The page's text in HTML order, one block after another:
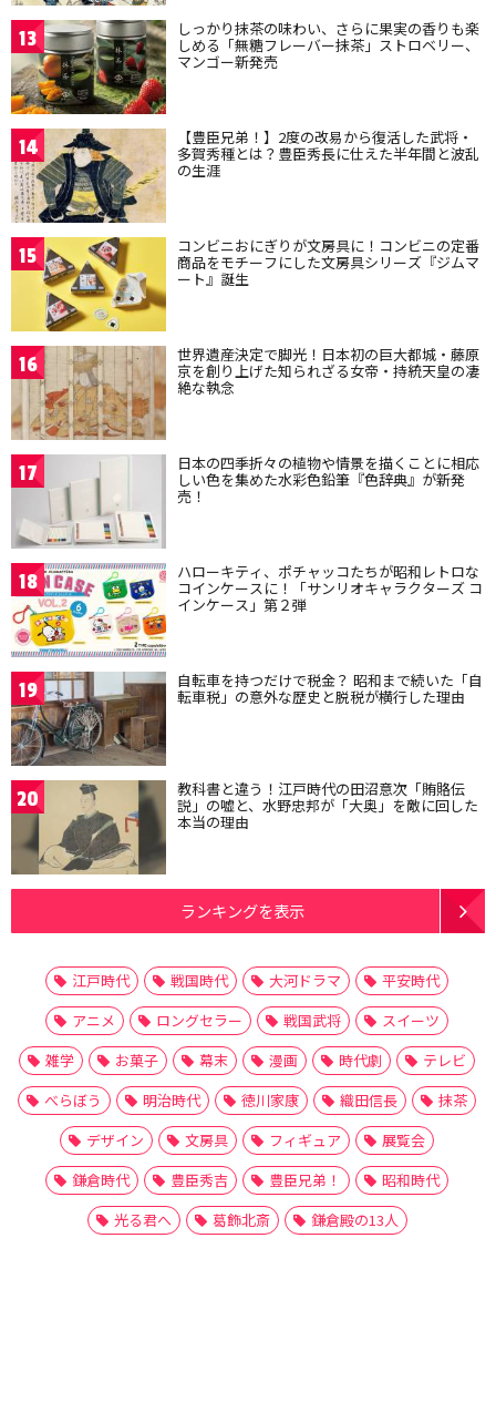
13 しっかり抹茶の味わい、さらに果実の香りも楽
しめる「無糖フレーバー抹茶」ストロベリー、
マンゴー新発売
14 【豊臣兄弟！】2度の改易から復活した武将・
多賀秀種とは？豊臣秀長に仕えた半年間と波乱
の生涯
15 コンビニおにぎりが文房具に！コンビニの定番
商品をモチーフにした文房具シリーズ『ジムマ
ート』誕生
16 世界遺産決定で脚光！日本初の巨大都城・藤原
京を創り上げた知られざる女帝・持統天皇の凄
絶な執念
17 日本の四季折々の植物や情景を描くことに相応
しい色を集めた水彩色鉛筆『色辞典』が新発
売！
18 ハローキティ、ポチャッコたちが昭和レトロな
コインケースに！「サンリオキャラクターズ コ
インケース」第２弾
19 自転車を持つだけで税金？ 昭和まで続いた「自
転車税」の意外な歴史と脱税が横行した理由
20 教科書と違う！江戸時代の田沼意次「賄賂伝
説」の嘘と、水野忠邦が「大奥」を敵に回した
本当の理由
ランキングを表示
江戸時代 戦国時代 大河ドラマ
平安時代
アニメ
ロングセラー 戦国武将
スイーツ
雑学
お菓子 幕末 漫画 時代劇
テレビ
べらぼう
明治時代 徳川家康 織田信長
抹茶
デザイン
文房具 フィギュア
展覧会
鎌倉時代
豊臣秀吉 豊臣兄弟！
昭和時代
光る君へ
葛飾北斎 鎌倉殿の13人